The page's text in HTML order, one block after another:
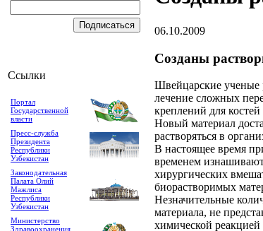
Ссылки
Портал
Государственной
власти
Пресс-служба
Президента
Республики
Узбекистан
Законодательная
Палата Олий
Мажлиса
Республики
Узбекистан
Министерство
Здравоохранения
06.10.2009
Созданы
Швейцарские ученые
лечение сложных
креплений для
Новый материал
растворяться в
В настоящее время
временем
хирургических
биорастворимых
Незначительные
материала, не
химической